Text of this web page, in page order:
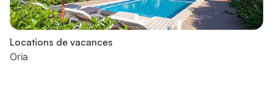
Locations de vacances
Oria